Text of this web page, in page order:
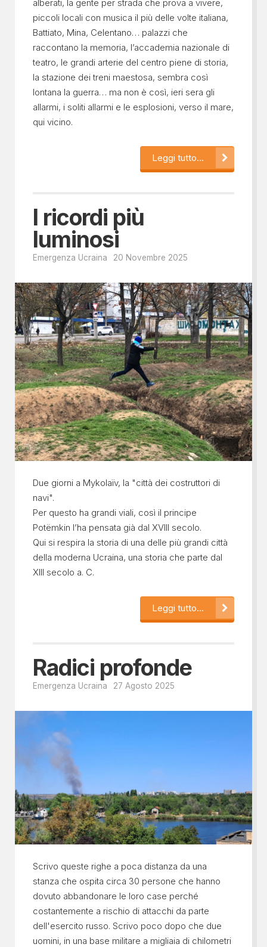
alberati, la gente per strada che prova a vivere,
piccoli locali con musica il più delle volte italiana,
Battiato, Mina, Celentano… palazzi che
raccontano la memoria, l’accademia nazionale di
teatro, le grandi arterie del centro piene di storia,
la stazione dei treni maestosa, sembra così
lontana la guerra… ma non è così, ieri sera gli
allarmi, i soliti allarmi e le esplosioni, verso il mare,
qui vicino.
Leggi tutto...
I ricordi più
luminosi
Emergenza Ucraina 20 Novembre 2025
Due giorni a Mykolaïv, la "città dei costruttori di
navi".
Per questo ha grandi viali, così il principe
Potëmkin l’ha pensata già dal XVIII secolo.
Qui si respira la storia di una delle più grandi città
della moderna Ucraina, una storia che parte dal
XIII secolo a. C.
Leggi tutto...
Radici profonde
Emergenza Ucraina 27 Agosto 2025
Scrivo queste righe a poca distanza da una
stanza che ospita circa 30 persone che hanno
dovuto abbandonare le loro case perché
costantemente a rischio di attacchi da parte
dell'esercito russo. Scrivo poco dopo che due
uomini, in una base militare a migliaia di chilometri